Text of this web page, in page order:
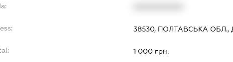
38530, ПОЛТАВСЬКА
1 000 грн.